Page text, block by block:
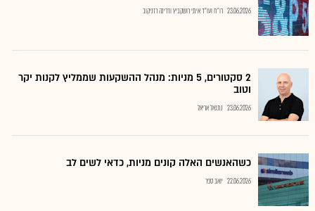
23.06.2026 רו"ח ועו"ד איתי רושקביץ ודרינה רזניקוב
2 סקטורים, 5 מניות: מנהל ההשקעות שממליץ לקנות יקר
וטוב
23.06.2026 נתנאל אריאל
כשהאנשים האלה קונים מניות, כדאי לשים לב
22.06.2026 יואב ספר